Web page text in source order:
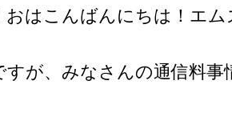
はこんばんにちは！エム
すが、みなさんの通信料